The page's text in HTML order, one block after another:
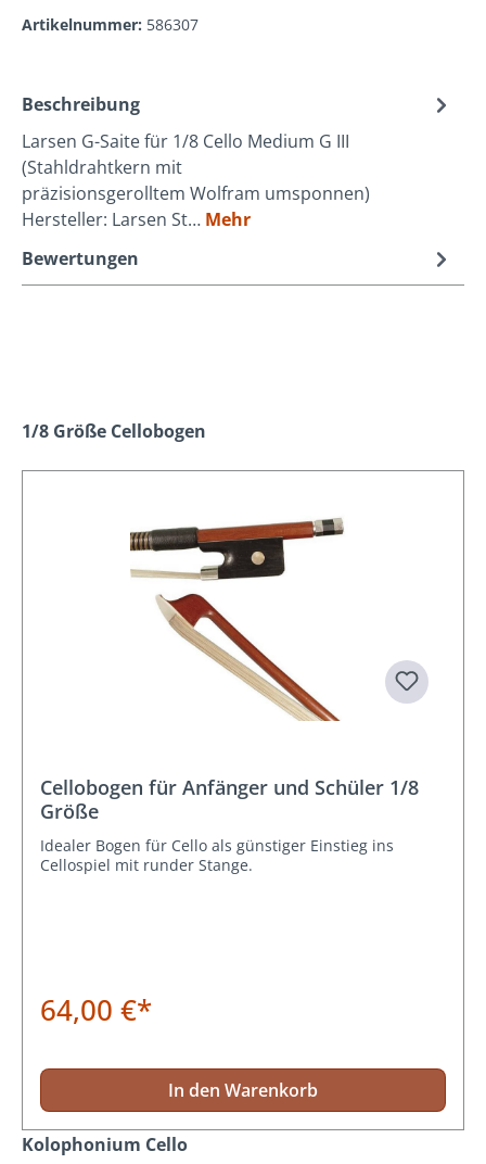
Artikelnummer: 586307
Beschreibung
Larsen G-Saite für 1/8 Cello Medium G III
(Stahldrahtkern mit
präzisionsgerolltem Wolfram umsponnen)
Hersteller: Larsen St… Mehr
Bewertungen
Produktgalerie überspringen
1/8 Größe Cellobogen
Cellobogen für Anfänger und Schüler 1/8
Größe
Idealer Bogen für Cello als günstiger Einstieg ins
Cellospiel mit runder Stange.
64,00 €*
In den Warenkorb
Produktgalerie überspringen
Kolophonium Cello